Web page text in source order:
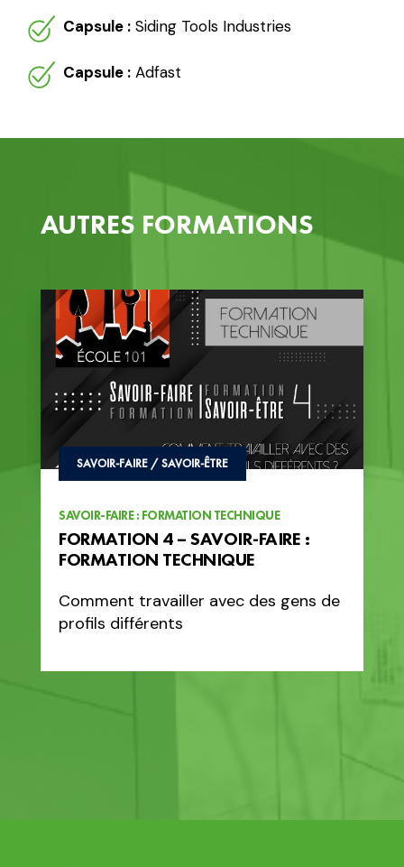
Capsule : Siding Tools Industries
Capsule : Adfast
AUTRES FORMATIONS
SAVOIR-FAIRE / SAVOIR-ÊTRE
SAVOIR-FAIRE : FORMATION TECHNIQUE
FORMATION 4 – SAVOIR-FAIRE :
FORMATION TECHNIQUE
Comment travailler avec des gens de
profils différents